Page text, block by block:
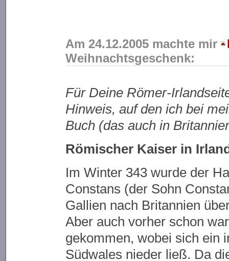
Am 24.12.2005 machte mir
Weihnachtsgeschenk:
Für Deine Römer-
Hinweis, auf den ich bei
Buch (das auch in
Römischer Kaiser in
Im Winter 343 wurde der
Constans (der Sohn
Gallien nach Britannien
Aber auch vorher schon
gekommen, wobei sich ein
Südwales nieder ließ. Da